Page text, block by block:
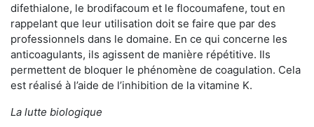
difethialone, le brodifacoum et le flocoumafene, tout en
rappelant que leur utilisation doit se faire que par des
professionnels dans le domaine. En ce qui concerne les
anticoagulants, ils agissent de manière répétitive. Ils
permettent de bloquer le phénomène de coagulation. Cela
est réalisé à l’aide de l’inhibition de la vitamine K.
La lutte biologique